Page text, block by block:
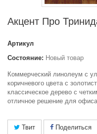
Акцент Про
Артикул
Состояние: Новый товар
Коммерческий линолеум с
коричневого цвета с
классическое дерево с
отличное решение для офиса
Твит Поделиться